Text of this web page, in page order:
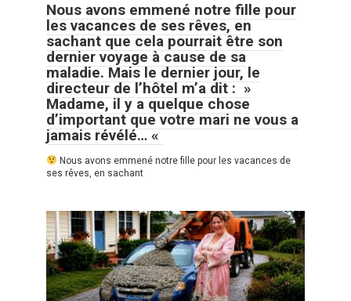
Nous avons emmené notre fille pour
les vacances de ses rêves, en
sachant que cela pourrait être son
dernier voyage à cause de sa
maladie. Mais le dernier jour, le
directeur de l’hôtel m’a dit : »
Madame, il y a quelque chose
d’important que votre mari ne vous a
jamais révélé… «
Nous avons emmené notre fille pour les vacances de
ses rêves, en sachant